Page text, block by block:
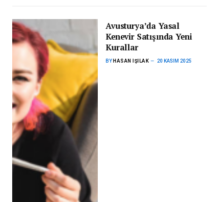
Avusturya’da Yasal
Kenevir Satışında Yeni
Kurallar
BY HASAN IŞILAK 20 KASIM 2025